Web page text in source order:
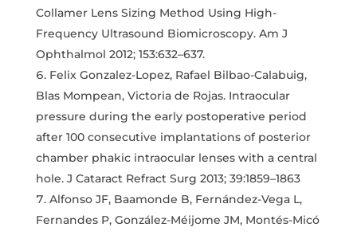
Collamer Lens Sizing Method Using High-
Frequency Ultrasound Biomicroscopy. Am J
Ophthalmol 2012; 153:632–637.
Felix Gonzalez-Lopez, Rafael Bilbao-Calabuig,
Blas Mompean, Victoria de Rojas. Intraocular
pressure during the early postoperative period
after 100 consecutive implantations of posterior
chamber phakic intraocular lenses with a central
hole. J Cataract Refract Surg 2013; 39:1859–1863
Alfonso JF, Baamonde B, Fernández-Vega L,
Fernandes P, González-Méijome JM, Montés-Micó